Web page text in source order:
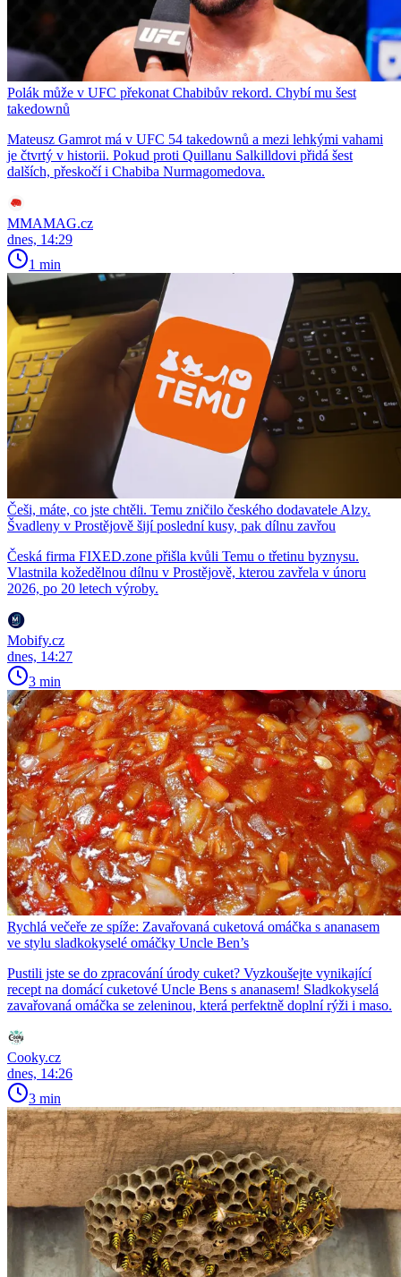
Polák může v UFC překonat Chabibův rekord. Chybí mu šest
takedownů
Mateusz Gamrot má v UFC 54 takedownů a mezi lehkými vahami
je čtvrtý v historii. Pokud proti Quillanu Salkilldovi přidá šest
dalších, přeskočí i Chabiba Nurmagomedova.
MMAMAG.cz
dnes, 14:29
1 min
Češi, máte, co jste chtěli. Temu zničilo českého dodavatele Alzy.
Švadleny v Prostějově šijí poslední kusy, pak dílnu zavřou
Česká firma FIXED.zone přišla kvůli Temu o třetinu byznysu.
Vlastnila kožedělnou dílnu v Prostějově, kterou zavřela v únoru
2026, po 20 letech výroby.
Mobify.cz
dnes, 14:27
3 min
Rychlá večeře ze spíže: Zavařovaná cuketová omáčka s ananasem
ve stylu sladkokyselé omáčky Uncle Ben’s
Pustili jste se do zpracování úrody cuket? Vyzkoušejte vynikající
recept na domácí cuketové Uncle Bens s ananasem! Sladkokyselá
zavařovaná omáčka se zeleninou, která perfektně doplní rýži i maso.
Cooky.cz
dnes, 14:26
3 min